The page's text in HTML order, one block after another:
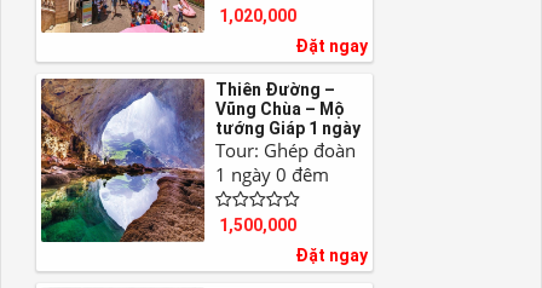
1,020,000
Đặt ngay
Thiên Đường –
Vũng Chùa – Mộ
tướng Giáp 1 ngày
Tour: Ghép đoàn
1 ngày 0 đêm
1,500,000
Đặt ngay